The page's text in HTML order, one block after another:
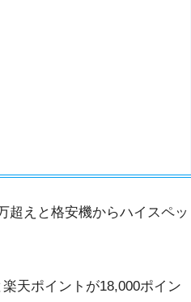
超えと格安機からハイスペッ
天ポイントが18,000ポイン